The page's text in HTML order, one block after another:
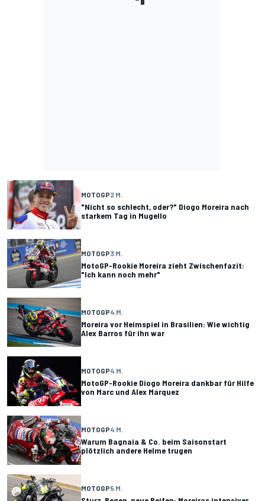
MOTOGP2 M.
"Nicht so schlecht, oder?" Diogo Moreira nach
starkem Tag in Mugello
MOTOGP3 M.
MotoGP-Rookie Moreira zieht Zwischenfazit:
"Ich kann noch mehr"
MOTOGP4 M.
Moreira vor Heimspiel in Brasilien: Wie wichtig
Alex Barros für ihn war
MOTOGP4 M.
MotoGP-Rookie Diogo Moreira dankbar für Hilfe
von Marc und Alex Marquez
MOTOGP4 M.
Warum Bagnaia & Co. beim Saisonstart
plötzlich andere Helme trugen
MOTOGP5 M.